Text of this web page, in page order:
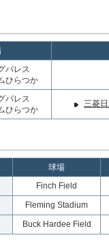
パレス
ひらつか
パレス
ひらつか
三菱
球場
Finch Field
Fleming Stadium
Buck Hardee Field